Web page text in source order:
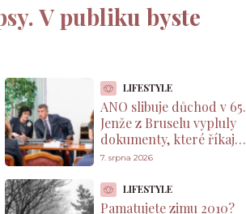
V publiku byste
LIFESTYLE
ANO slibuje důchod v 65.
Jenže z Bruselu vypluly
dokumenty, které říkají
něco jiného
7. srpna 2026
LIFESTYLE
Pamatujete zimu 2010?